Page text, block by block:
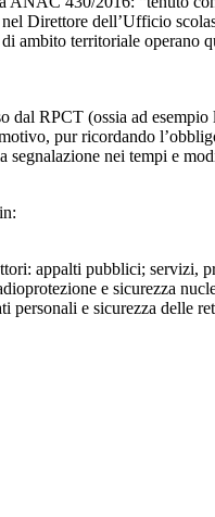
Direttore dell’Ufficio
ambito territoriale operano
RPCT (ossia ad
pur ricordando
nei tempi e
appalti pubblici; servizi,
e sicurezza
personali e sicurezza delle